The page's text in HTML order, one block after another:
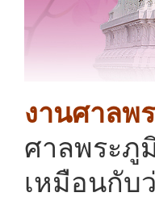
งานศาลพ
ศาลพระภู
เหมือนกับ